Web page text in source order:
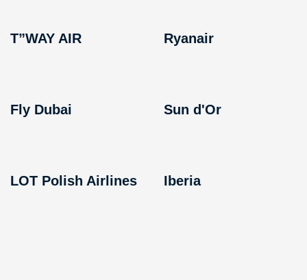
T”WAY AIR Ryanair
Fly Dubai Sun d'Or
LOT Polish Airlines Iberia